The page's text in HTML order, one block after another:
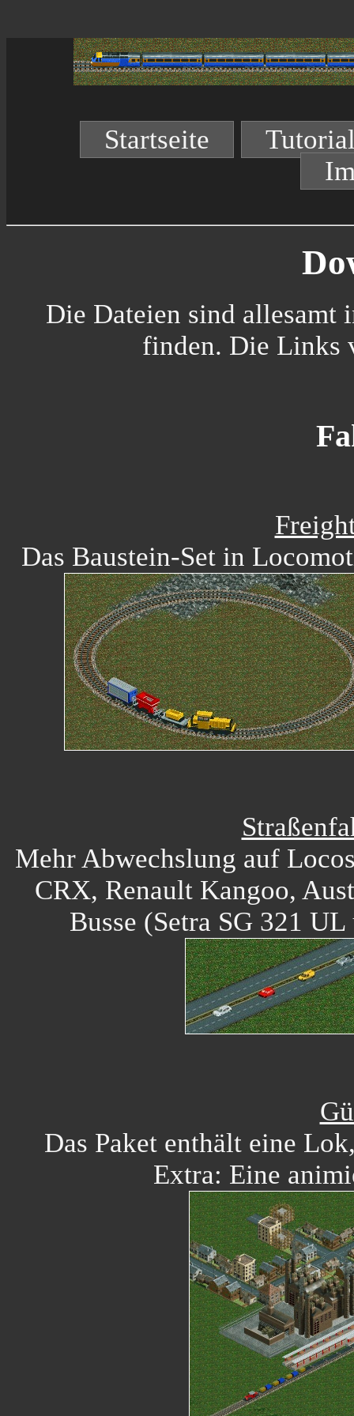
Startseite
Die Dateien sind allesamt
finden. Die Links
Das Baustein-Set in
Mehr Abwechslung auf
CRX, Renault Kangoo,
Busse (Setra SG 321
Das Paket enthält eine
Extra: Eine